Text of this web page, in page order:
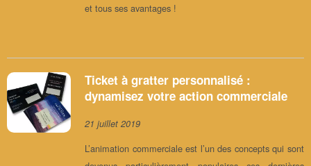
et tous ses avantages !
Ticket à gratter personnalisé :
dynamisez votre action commerciale
21 juillet 2019
L’animation commerciale est l’un des concepts qui sont